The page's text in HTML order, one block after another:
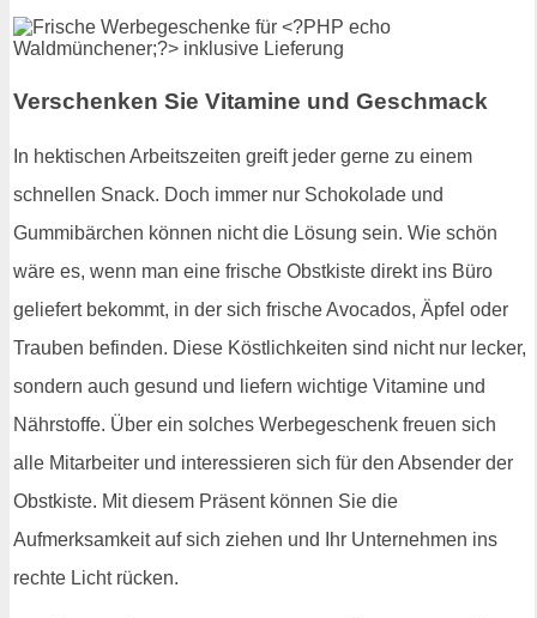
Verschenken Sie Vitamine und Geschmack
In hektischen Arbeitszeiten greift jeder gerne zu einem
schnellen Snack. Doch immer nur Schokolade und
Gummibärchen können nicht die Lösung sein. Wie schön
wäre es, wenn man eine frische Obstkiste direkt ins Büro
geliefert bekommt, in der sich frische Avocados, Äpfel oder
Trauben befinden. Diese Köstlichkeiten sind nicht nur lecker,
sondern auch gesund und liefern wichtige Vitamine und
Nährstoffe. Über ein solches Werbegeschenk freuen sich
alle Mitarbeiter und interessieren sich für den Absender der
Obstkiste. Mit diesem Präsent können Sie die
Aufmerksamkeit auf sich ziehen und Ihr Unternehmen ins
rechte Licht rücken.